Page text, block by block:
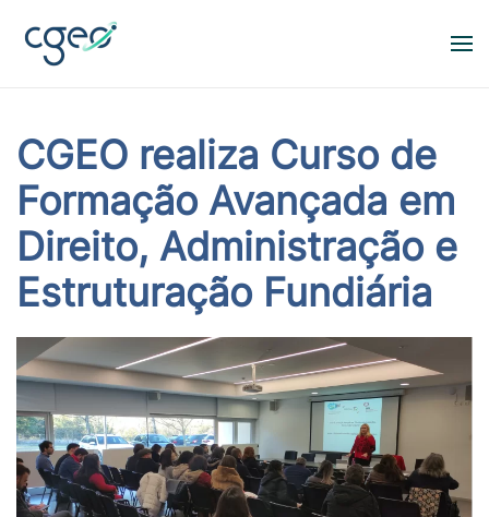
Skip to main content
CGEO realiza Curso de
Formação Avançada em
Direito, Administração e
Estruturação Fundiária